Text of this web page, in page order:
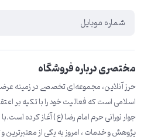
درباره ما
مختصری درباره فروشگاه
حرز آنلاین، مجموعه‌ای تخصصی در زمینه
اسلامی است که فعالیت خود را با تکیه بر
پژوهش و خدمات ، امروز به یکی از